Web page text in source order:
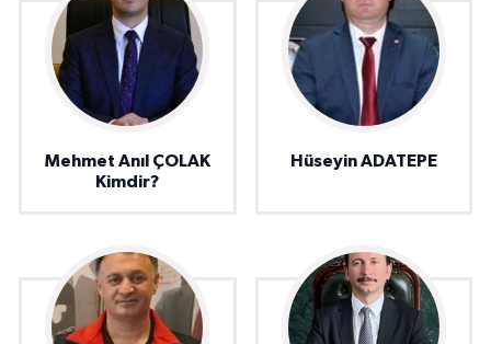
Mehmet Anıl ÇOLAK
Kimdir?
Hüseyin ADATEPE